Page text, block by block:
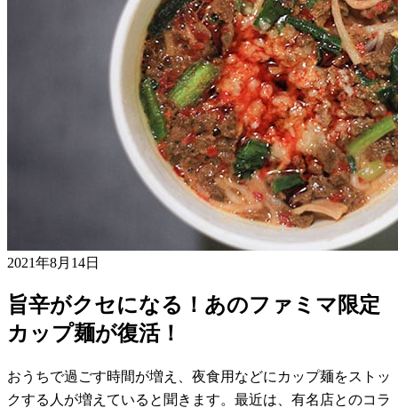
2021年8月14日
旨辛がクセになる！あのファミマ限定
カップ麺が復活！
おうちで過ごす時間が増え、夜食用などにカップ麺をストッ
クする人が増えていると聞きます。最近は、有名店とのコラ